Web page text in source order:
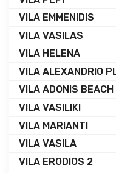
VILA EMMENIDIS
VILA VASILAS
VILA HELENA
VILA ALEXANDRIO
VILA ADONIS BEACH
VILA VASILIKI
VILA MARIANTI
VILA VASILA
VILA ERODIOS 2